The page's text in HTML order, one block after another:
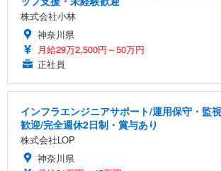
株式会社小林
神奈川県
月給29万2,500円～50万円
正社員
インフラエンジニアサポート/運用保守・監
歓迎/完全週休2日制・賞与あり
株式会社LOP
神奈川県